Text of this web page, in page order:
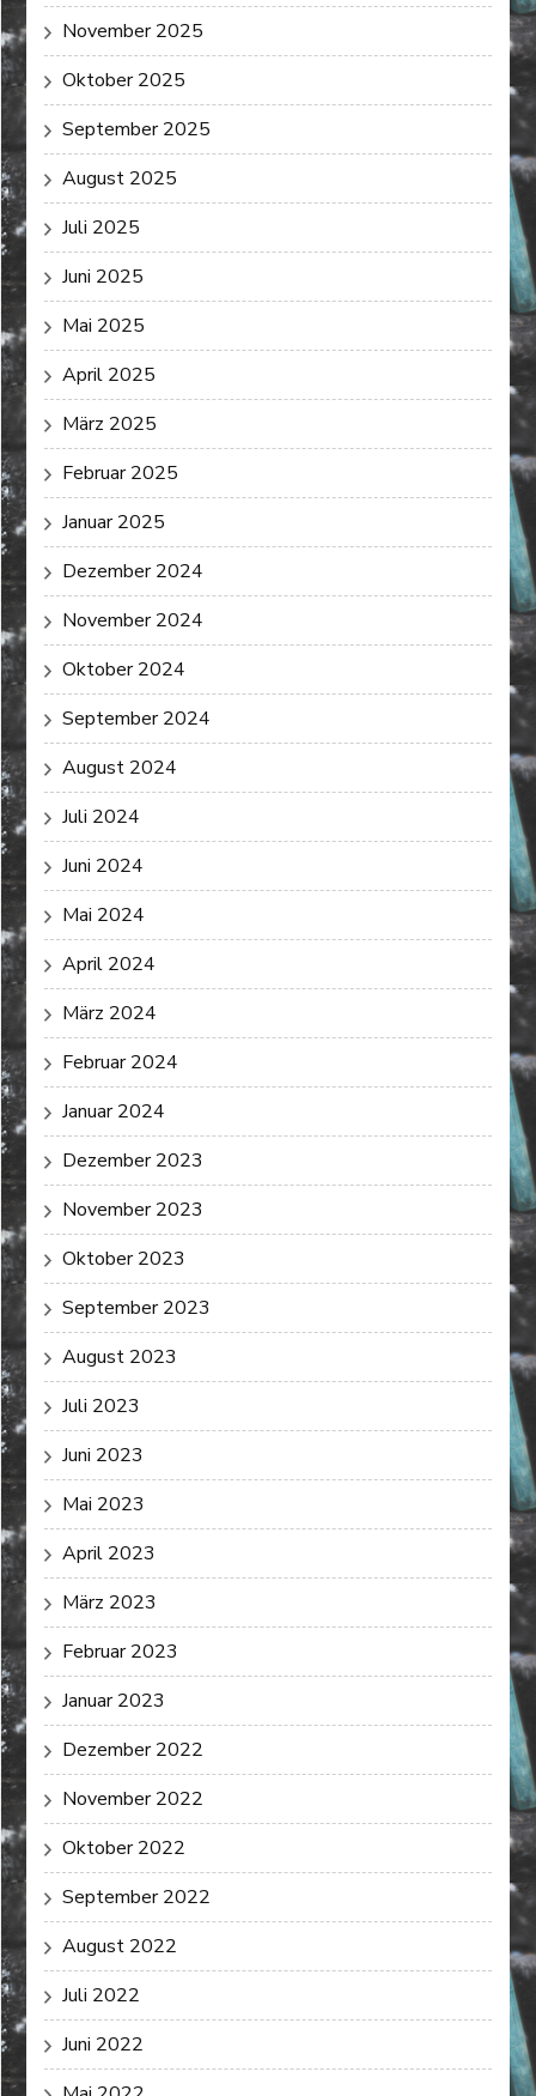
November 2025
Oktober 2025
September 2025
August 2025
Juli 2025
Juni 2025
Mai 2025
April 2025
März 2025
Februar 2025
Januar 2025
Dezember 2024
November 2024
Oktober 2024
September 2024
August 2024
Juli 2024
Juni 2024
Mai 2024
April 2024
März 2024
Februar 2024
Januar 2024
Dezember 2023
November 2023
Oktober 2023
September 2023
August 2023
Juli 2023
Juni 2023
Mai 2023
April 2023
März 2023
Februar 2023
Januar 2023
Dezember 2022
November 2022
Oktober 2022
September 2022
August 2022
Juli 2022
Juni 2022